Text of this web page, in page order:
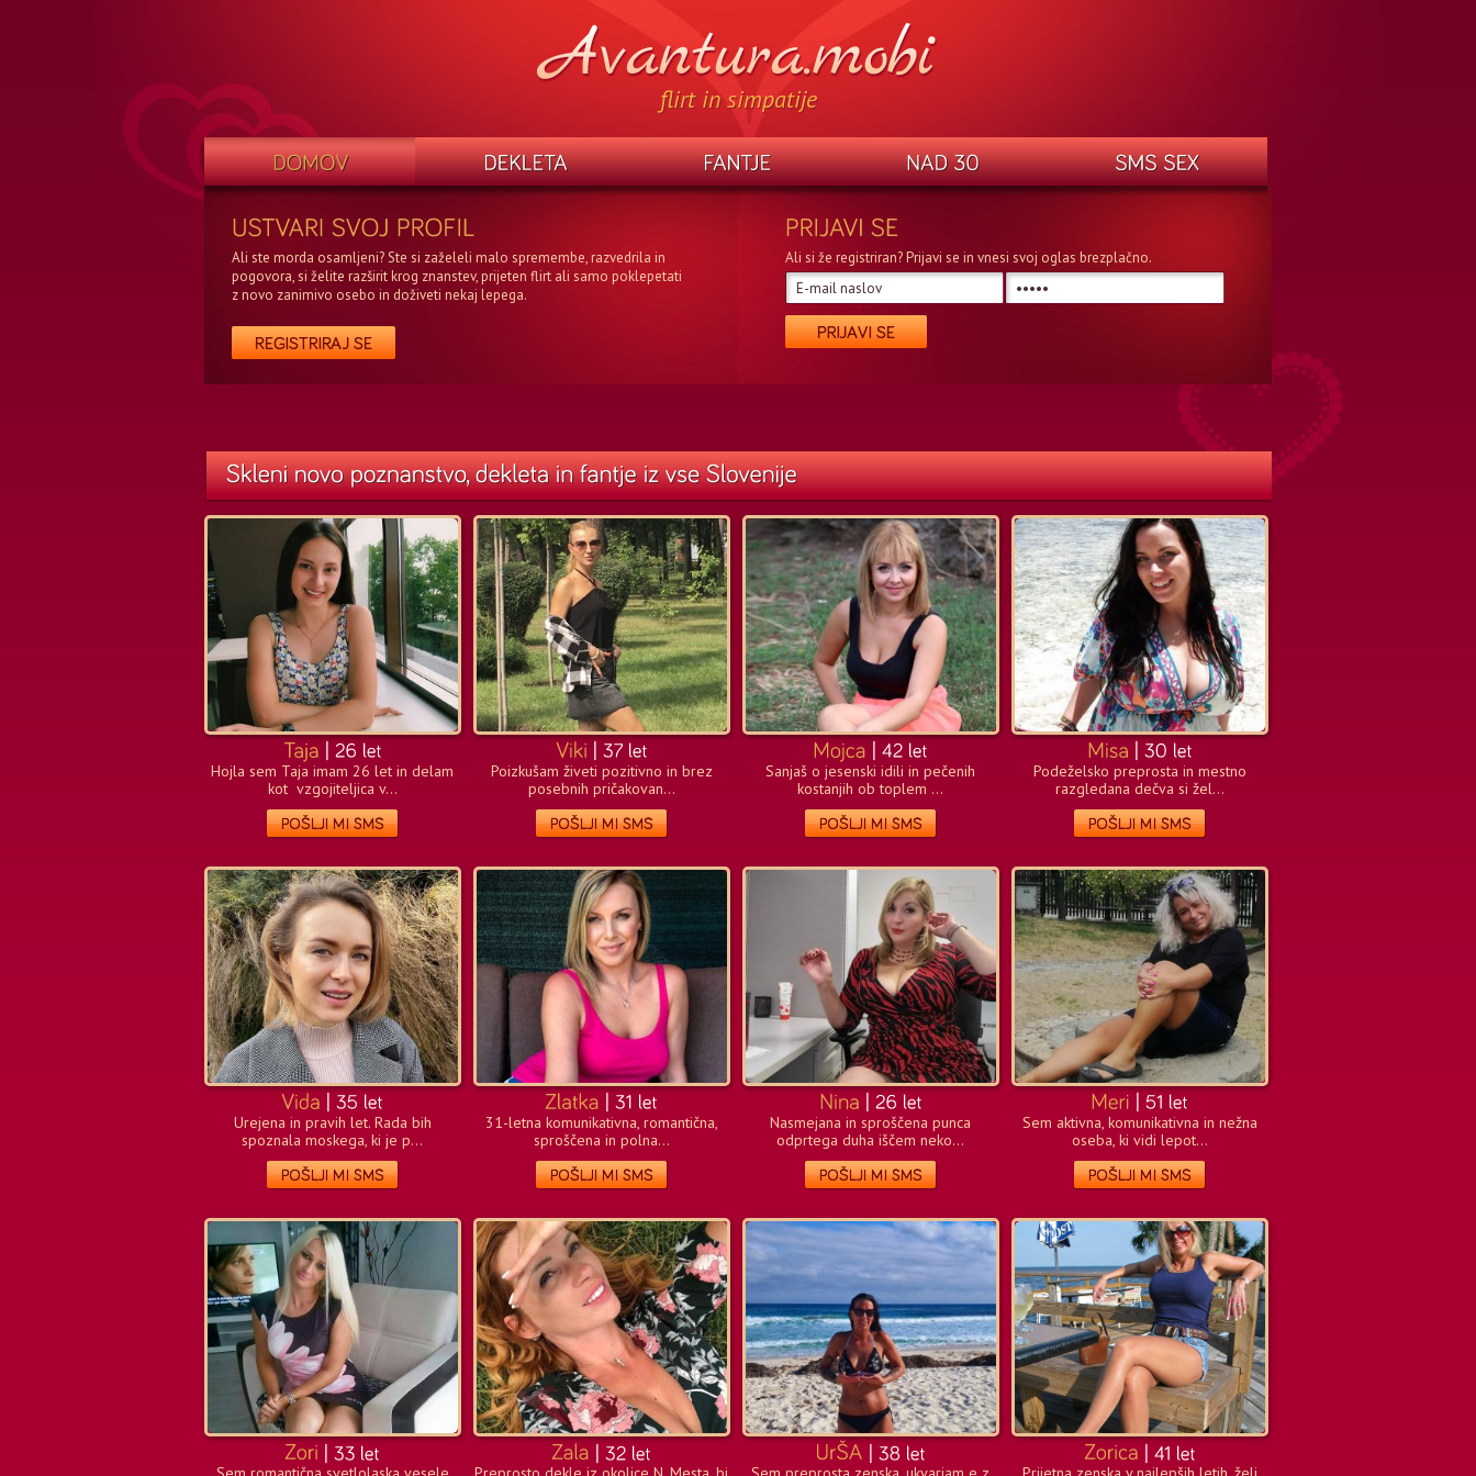
flirt in simpatije
Ali ste morda osamljeni? Ste si zaželeli malo spremembe, razvedrila in
pogovora, si želite razširit krog znanstev, prijeten flirt ali samo poklepetati
z novo zanimivo osebo in doživeti nekaj lepega.
Ali si že registriran? Prijavi se in vnesi svoj oglas brezplačno.
Hojla sem Taja imam 26 let in delam
kot vzgojiteljica v...
Poizkušam živeti pozitivno in brez
posebnih pričakovan...
Sanjaš o jesenski idili in pečenih
kostanjih ob toplem ...
Podeželsko preprosta in mestno
razgledana dečva si žel...
Urejena in pravih let. Rada bih
spoznala moskega, ki je p...
31-letna komunikativna, romantična,
sproščena in polna...
Nasmejana in sproščena punca
odprtega duha iščem neko...
Sem aktivna, komunikativna in nežna
oseba, ki vidi lepot...